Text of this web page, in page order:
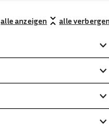
alle anzeigen alle